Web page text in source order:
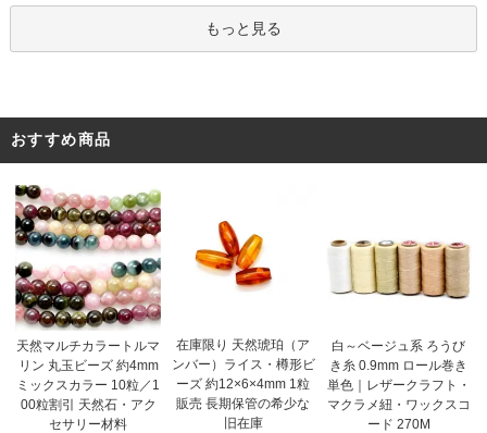
もっと見る
おすすめ商品
天然マルチカラートルマ
リン 丸玉ビーズ 約4mm
ミックスカラー 10粒／1
00粒割引 天然石・アク
セサリー材料
在庫限り 天然琥珀（ア
ンバー）ライス・樽形ビ
ーズ 約12×6×4mm 1粒
販売 長期保管の希少な
旧在庫
白～ベージュ系 ろうび
き糸 0.9mm ロール巻き
単色｜レザークラフト・
マクラメ紐・ワックスコ
ード 270M